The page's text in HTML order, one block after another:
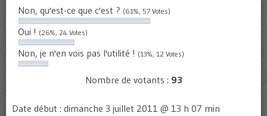
Non, qu'est-ce que c'est ? (61%, 57 Votes)
Oui ! (26%, 24 Votes)
Non, je n'en vois pas l'utilité ! (13%, 12 Votes)
Nombre de votants : 93
Date début : dimanche 3 juillet 2011 @ 13 h 07 min